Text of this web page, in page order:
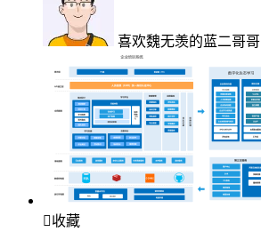
喜欢魏无羡的蓝二哥哥
收藏